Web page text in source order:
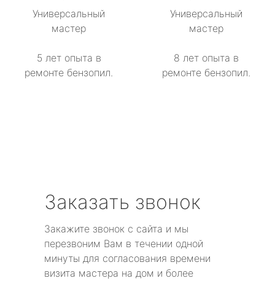
Универсальный
мастер
5 лет опыта в
ремонте бензопил.
Универсальный
мастер
8 лет опыта в
ремонте бензопил.
Заказать звонок
Закажите звонок с сайта и мы
перезвоним Вам в течении одной
минуты для согласования времени
визита мастера на дом и более